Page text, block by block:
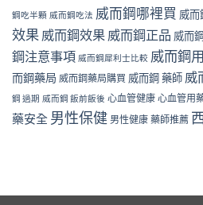
鋼吃半顆 威而鋼吃法 威而鋼哪裡買 威而
效果 威而鋼效果 威而鋼正品 威而
鋼注意事項 威而鋼犀利士比較 威而鋼
而鋼藥局 威而鋼藥局購買 威而鋼 藥師 威
鋼 過期 威而鋼 飯前飯後 心血管健康 心血管用
藥安全 男性保健 男性健康 藥師推薦